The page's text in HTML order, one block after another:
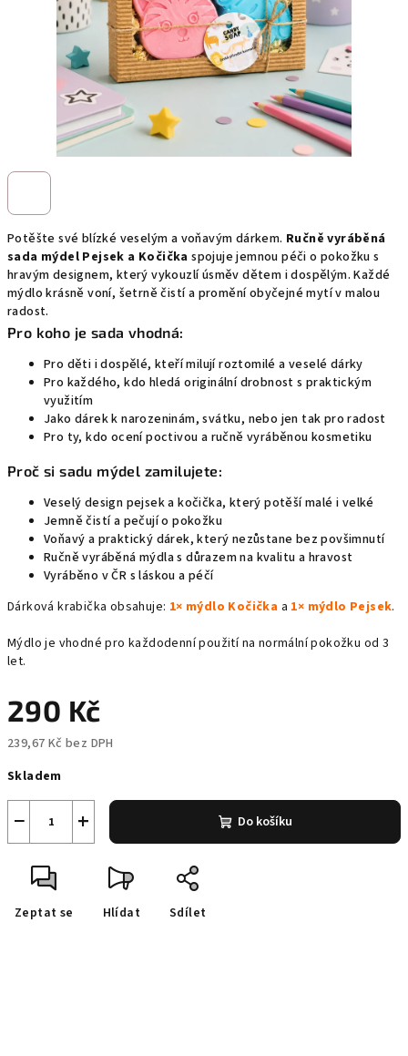
Potěšte své blízké veselým a voňavým dárkem. Ručně vyráběná
sada mýdel Pejsek a Kočička spojuje jemnou péči o pokožku s
hravým designem, který vykouzlí úsměv dětem i dospělým. Každé
mýdlo krásně voní, šetrně čistí a promění obyčejné mytí v malou
radost.
Pro koho je sada vhodná:
Pro děti i dospělé, kteří milují roztomilé a veselé dárky
Pro každého, kdo hledá originální drobnost s praktickým
využitím
Jako dárek k narozeninám, svátku, nebo jen tak pro radost
Pro ty, kdo ocení poctivou a ručně vyráběnou kosmetiku
Proč si sadu mýdel zamilujete:
Veselý design pejsek a kočička, který potěší malé i velké
Jemně čistí a pečují o pokožku
Voňavý a praktický dárek, který nezůstane bez povšimnutí
Ručně vyráběná mýdla s důrazem na kvalitu a hravost
Vyráběno v ČR s láskou a péčí
Dárková krabička obsahuje: 1× mýdlo Kočička a 1× mýdlo Pejsek.
Mýdlo je vhodné pro každodenní použití na normální pokožku od 3
let.
290 Kč
239,67 Kč bez DPH
cena:
Skladem
+
− Do košíku
Zeptat se Hlídat Sdílet